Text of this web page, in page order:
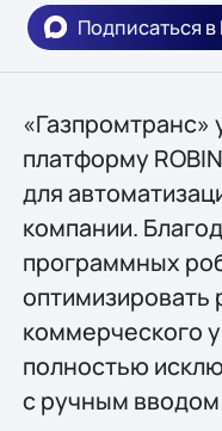
Подписаться в
«Газпромтранс»
платформу
для
компании.
программных
оптимизировать
коммерческого
полностью
с ручным